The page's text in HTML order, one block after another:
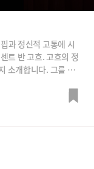
과 정신적 고통에 시
트 반 고흐. 고흐의 정
소개합니다. 그를 그
시죠.